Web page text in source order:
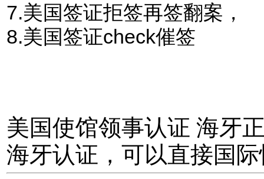
7.美国签证拒签再签翻案，
8.美国签证check催签
美国使馆领事认证 海牙
海牙认证，可以直接国